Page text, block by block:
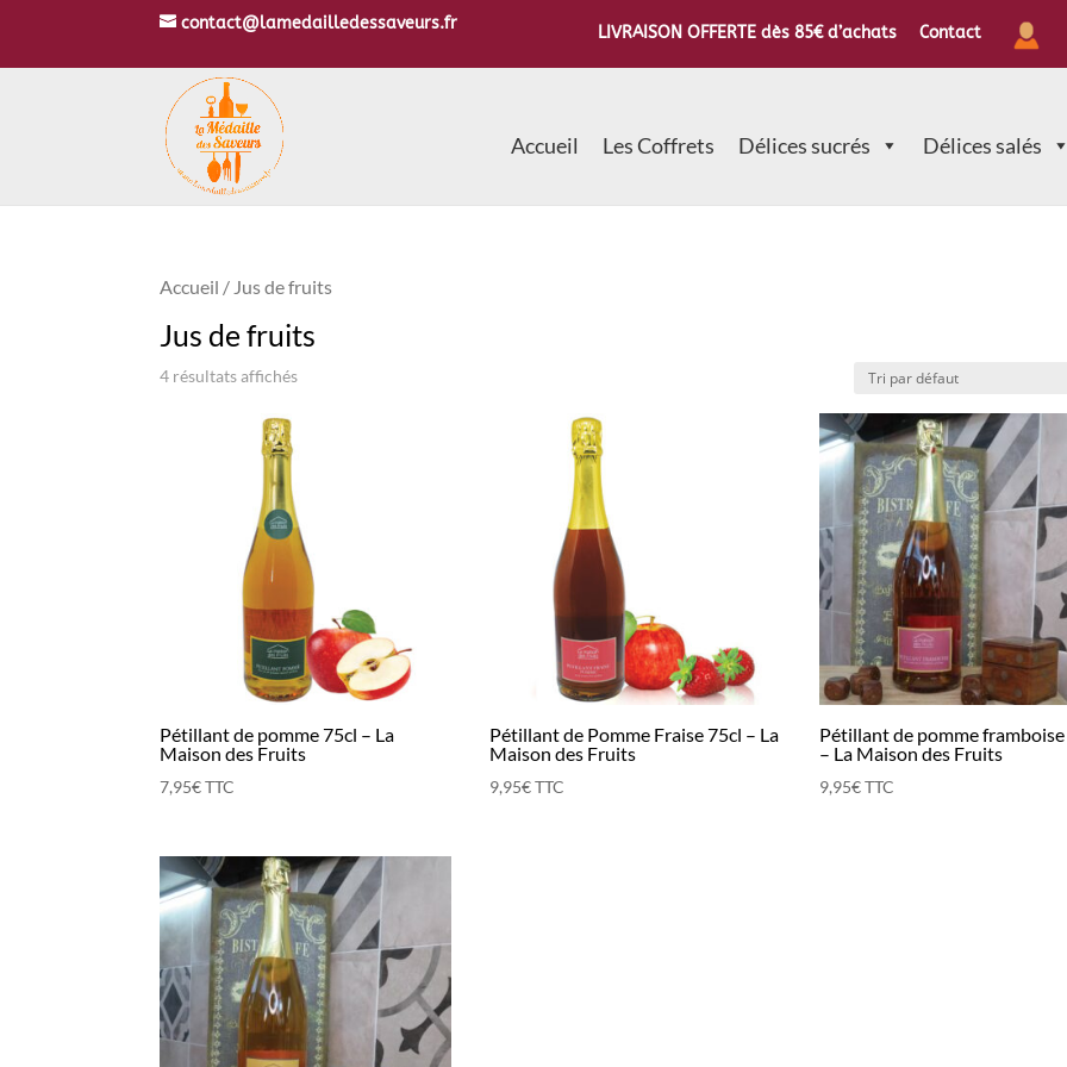
contact@lamedailledessaveurs.fr
LIVRAISON OFFERTE dès 85€ d’achats Contact
Accueil Les Coffrets Délices sucrés Délices salés
Accueil / Jus de fruits
Jus de fruits
4 résultats affichés
Pétillant de pomme 75cl – La
Maison des Fruits
7,95€ TTC
Pétillant de Pomme Fraise 75cl – La
Maison des Fruits
9,95€TTC
Pétillant de pomme
– La Maison des Fruits
9,95€TTC